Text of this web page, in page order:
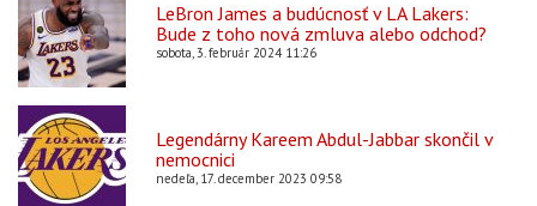
LeBron James a budúcnosť v LA Lakers:
Bude z toho nová zmluva alebo odchod?
sobota, 3. február 2024 11:26
Legendárny Kareem Abdul-Jabbar skončil v
nemocnici
nedeľa, 17. december 2023 09:58